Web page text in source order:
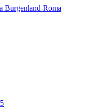
Burgenland-Roma